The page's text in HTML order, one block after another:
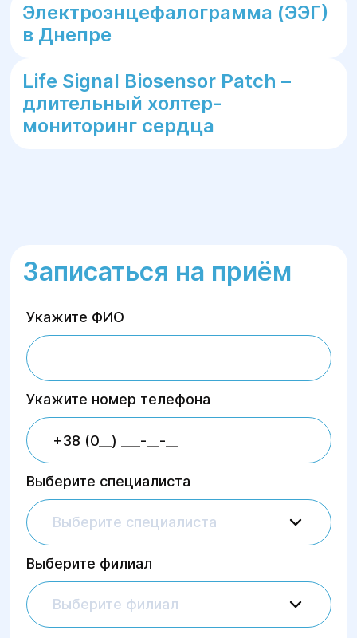
Электроэнцефалограмма (ЭЭГ)
в Днепре
Life Signal Biosensor Patch –
длительный холтер-
мониторинг сердца
Записаться на приём
Укажите ФИО
Укажите номер телефона
Выберите специалиста
Выберите специалиста
Выберите филиал
Выберите филиал